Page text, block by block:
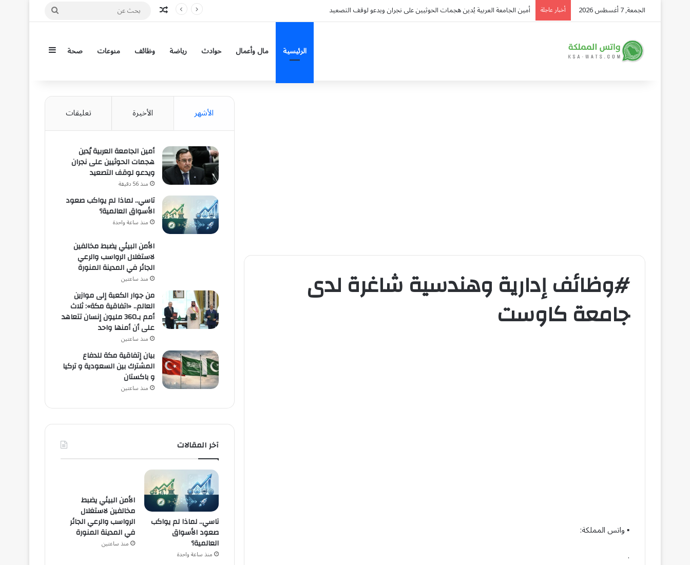
الجمعة, 7 أغسطس 2026 أخبار عاجلة تاسي.. لماذا لم يواكب صعود الأسواق العالمية؟ مقال عشوائي
بحث
الرئيسية مال وأعمال حوادث رياضة وظائف منوعات صحة إضافة عمود
#وظائف إدارية وهندسية شاغرة لدى
جامعة كاوست
▪︎ واتس المملكة:
.
الأشهر الأخيرة تعليقات
أمين الجامعة العربية يُدين
هجمات الحوثيين على نجران
ويدعو لوقف التصعيد
منذ 56 دقيقة
تاسي.. لماذا لم يواكب صعود
الأسواق العالمية؟
منذ ساعة واحدة
الأمن البيئي يضبط مخالفين
لاستغلال الرواسب والرعي
الجائر في المدينة المنورة
منذ ساعتين
من جوار الكعبة إلى موازين
العالم.. «اتفاقية مكة»: ثلاث
أمم بـ360 مليون إنسان تتعاهد
على أن أمنها واحد
منذ ساعتين
بيان إتفاقية مكة للدفاع
المشترك بين السعودية و تركيا
و باكستان
منذ ساعتين
آخر المقالات
تاسي.. لماذا لم يواكب
صعود الأسواق
العالمية؟
منذ ساعة واحدة
الأمن البيئي يضبط
مخالفين لاستغلال
الرواسب والرعي الجائر
في المدينة المنورة
منذ ساعتين